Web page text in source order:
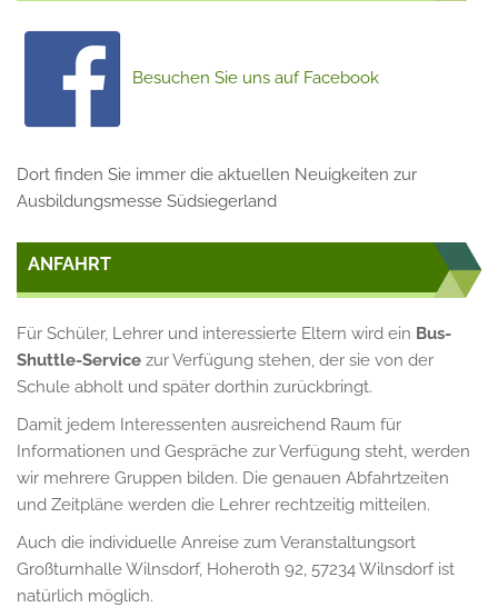
Besuchen Sie uns auf Facebook
Dort finden Sie immer die aktuellen Neuigkeiten zur
Ausbildungsmesse Südsiegerland
ANFAHRT
Für Schüler, Lehrer und interessierte Eltern wird ein Bus-
Shuttle-Service zur Verfügung stehen, der sie von der
Schule abholt und später dorthin zurückbringt.
Damit jedem Interessenten ausreichend Raum für
Informationen und Gespräche zur Verfügung steht, werden
wir mehrere Gruppen bilden. Die genauen Abfahrtzeiten
und Zeitpläne werden die Lehrer rechtzeitig mitteilen.
Auch die individuelle Anreise zum Veranstaltungsort
Großturnhalle Wilnsdorf, Hoheroth 92, 57234 Wilnsdorf ist
natürlich möglich.